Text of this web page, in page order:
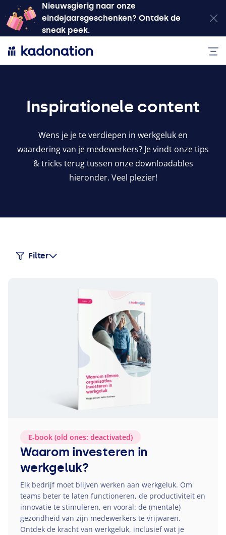
Nieuwsgierig naar onze
eindejaarsgeschenken? Ontdek de
sneak peek.
Inspirationele content
Wens je je te verdiepen in werkgeluk en
waardering van je medewerkers? Je vindt onze tips
&tricks terug tussen onze downloadables
hieronder. Veel plezier!
Filter
E‑book (old ones: deactivated)
Waarom investeren in
werkgeluk?
Elk bedrijf moet blijven werken aan werkgeluk. Om
teams beter te laten functioneren, de productiviteit en
innovatie te stimuleren, en vooral: de (mentale)
gezondheid van zijn medewerkers te vrijwaren.
Ontdek de kracht van werkgeluk, inclusief wat je